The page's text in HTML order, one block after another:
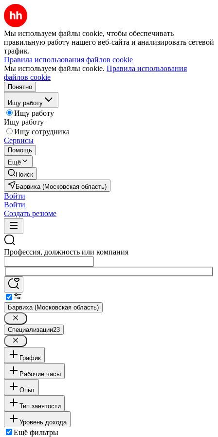
Мы используем файлы cookie, чтобы обеспечивать
правильную работу нашего веб-сайта и анализировать сетевой
трафик.
Правила использования файлов cookie
Мы используем файлы cookie. Правила использования
файлов cookie
Понятно
Ищу работу
Ищу работу
Ищу работу
Ищу сотрудника
Сервисы
Помощь
Ещё
Поиск
Барвиха (Московская область)
Войти
Войти
Создать резюме
Профессия, должность или компания
Барвиха (Московская область)
Специализации23
График
Рабочие часы
Опыт
Тип занятости
Уровень дохода
Ещё фильтры